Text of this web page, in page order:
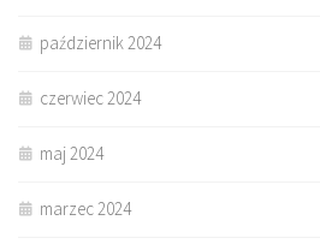
październik 2024
czerwiec 2024
maj 2024
marzec 2024